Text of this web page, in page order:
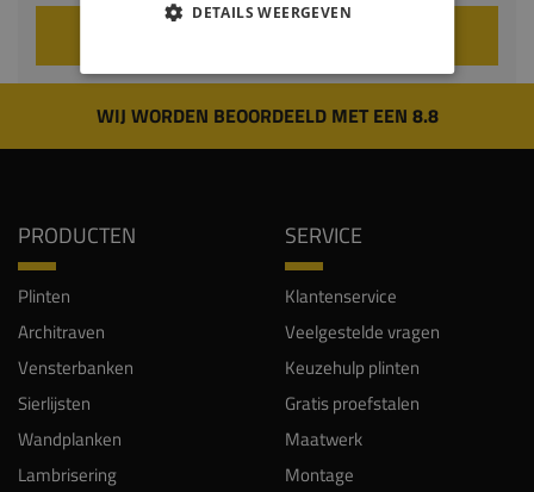
WIJ WORDEN BEOORDEELD MET EEN 8.8
PRODUCTEN
Plinten
Architraven
Vensterbanken
Sierlijsten
Wandplanken
Lambrisering
SERVICE
Klantenservice
Veelgestelde vragen
Keuzehulp plinten
Gratis proefstalen
Maatwerk
Montage
DETAILS WEERGEVEN